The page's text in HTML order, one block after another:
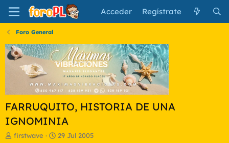
Acceder Regístrate
Foro General
FARRUQUITO, HISTORIA DE UNA
IGNOMINIA
I
firstwave
F
29 Jul 2005